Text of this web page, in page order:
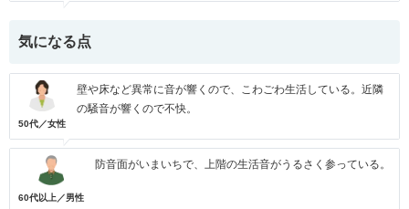
気になる点
50代／女性
壁や床など異常に音が響くので、こわごわ生活している。近隣
の騒音が響くので不快。
60代以上／男性
防音面がいまいちで、上階の生活音がうるさく参っている。